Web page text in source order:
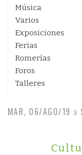
Música
Varios
Exposiciones
Ferias
Romerías
Foros
Talleres
MAR, 06/AGO/19 a